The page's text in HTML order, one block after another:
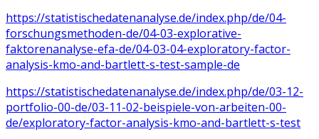
https://statistischedatenanalyse.de/index.php/de/04-
forschungsmethoden-de/04-03-explorative-
faktorenanalyse-efa-de/04-03-04-exploratory-factor-
analysis-kmo-and-bartlett-s-test-sample-de
https://statistischedatenanalyse.de/index.php/de/03-12-
portfolio-00-de/03-11-02-beispiele-von-arbeiten-00-
de/exploratory-factor-analysis-kmo-and-bartlett-s-test